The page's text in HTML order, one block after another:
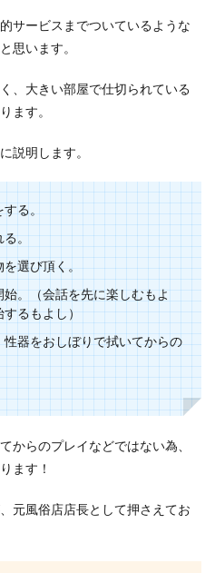
サービスまでついているような
思います。
、大きい部屋で仕切られている
ます。
説明します。
る。
る。
を選び頂く。
。（会話を先に楽しむもよ
するもよし）
器をおしぼりで拭いてからの
らのプレイなどではない為、
ます！
元風俗店店長として押さえてお